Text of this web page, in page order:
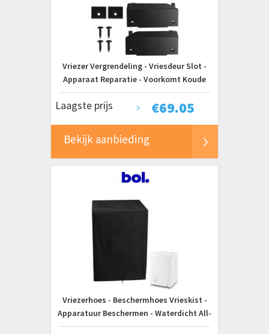
Vriezer Vergrendeling - Vriesdeur Slot -
Apparaat Reparatie - Voorkomt Koude
Luchtlekkage - 153 x 8 x 6 cm - Wit
€69.05
Laagste prijs
Bekijk aanbieding
Vriezerhoes - Beschermhoes Vrieskist -
Apparatuur Beschermen - Waterdicht All-
Season - 711 x 584 x 86 cm - Grijs